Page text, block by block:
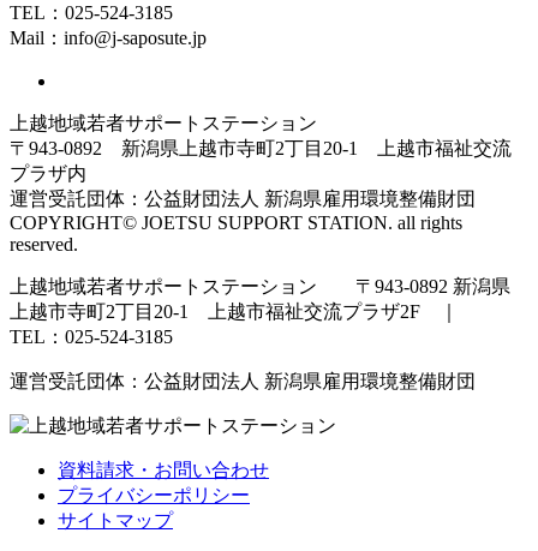
TEL：025-524-3185
Mail：info@j-saposute.jp
上越地域若者サポートステーション
〒943-0892 新潟県上越市寺町2丁目20-1 上越市福祉交流
プラザ内
運営受託団体：公益財団法人 新潟県雇用環境整備財団
COPYRIGHT© JOETSU SUPPORT STATION. all rights
reserved.
上越地域若者サポートステーション 〒943-0892 新潟県
上越市寺町2丁目20-1 上越市福祉交流プラザ2F ｜
TEL：025-524-3185
運営受託団体：公益財団法人 新潟県雇用環境整備財団
資料請求・お問い合わせ
プライバシーポリシー
サイトマップ